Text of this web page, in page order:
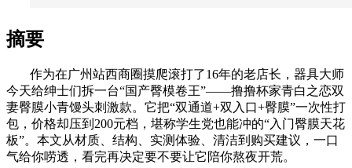
摘要
作为在广州站西商圈摸爬滚打了16年的老店长，器具大师
今天给绅士们拆一台“国产臀模卷王”——撸撸杯家青白之恋双
妻臀膜小青馒头刺激款。它把“双通道+双入口+臀膜”一次性打
包，价格却压到200元档，堪称学生党也能冲的“入门臀膜天花
板”。本文从材质、结构、实测体验、清洁到购买建议，一口
气给你唠透，看完再决定要不要让它陪你熬夜开荒。